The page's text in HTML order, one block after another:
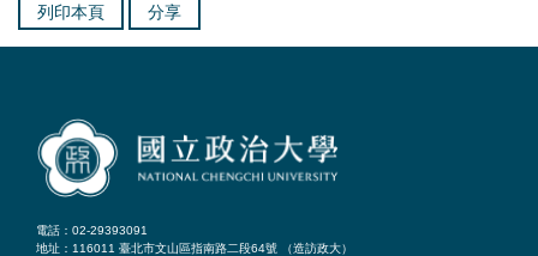
列印本頁 分享
電話：02-29393091
地址：116011 臺北市文山區指南路二段64號 （造訪政大）